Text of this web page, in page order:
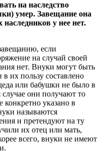
на наследство
умер. Завещание она
наследников у нее нет.
если
на случай своей
нет. Внуки могут быть
их пользу составлено
или бабушки не было в
они получают то
указано в
называются
и претендуют на ту
их отец или мать,
всего, внуки не имеют